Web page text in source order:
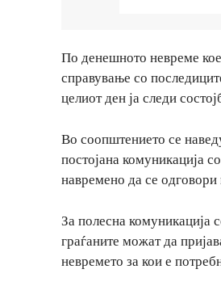
По денешното невреме
справување со
целиот ден ја следи
Во соопштението се
постојана комуникација
навремено да се
За полесна комуникација
граѓаните можат да
невремето за кои е